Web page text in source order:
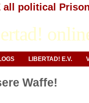
all political
LIBERTAD! E.V.
Waffe!